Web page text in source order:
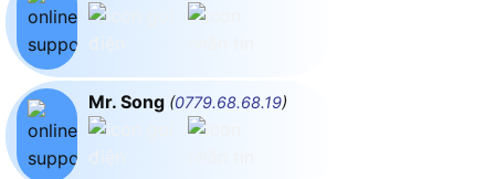
Mr. Song (0779.68.68.19)